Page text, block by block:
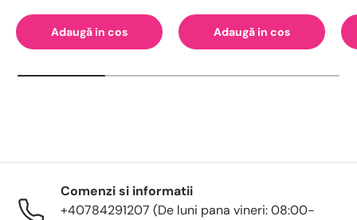
Adaugă in cos Adaugă in cos
Comenzi si informatii
+40784291207 (De luni pana vineri: 08:00-